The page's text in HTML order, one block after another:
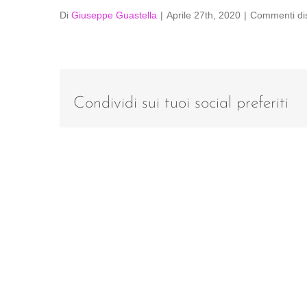
Di Giuseppe Guastella | Aprile 27th, 2020 | Commenti
Condividi sui tuoi social preferiti